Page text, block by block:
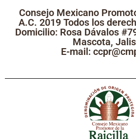
Consejo Mexicano
A.C. 2019 Todos los
Domicilio: Rosa Dávalos
Mascota,
E-mail: